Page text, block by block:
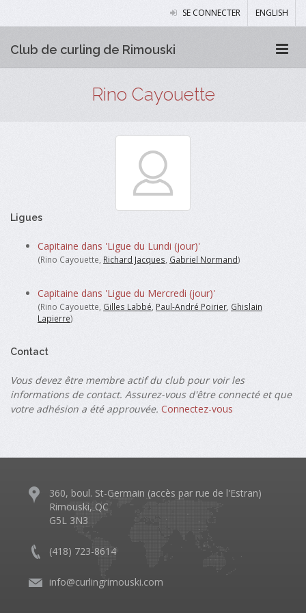
SE CONNECTER ENGLISH
Club de curling de Rimouski
Rino Cayouette
Ligues
Capitaine dans 'Ligue du Lundi (jour)'
(Rino Cayouette, Richard Jacques Gabriel Normand)
Capitaine dans 'Ligue du Mercredi (jour)'
(Rino Cayouette, Gilles Labbé, Paul-André Poirier, Ghislain
Lapierre)
Contact
Vous devez être membre actif du club pour voir les
informations de contact. Assurez-vous d'être connecté et que
votre adhésion a été approuvée. Connectez-vous
360, boul. St-Germain (accès par rue de l'Estran)
Rimouski, QC
G5L 3N3
(418) 723-8614
info@curlingrimouski.com